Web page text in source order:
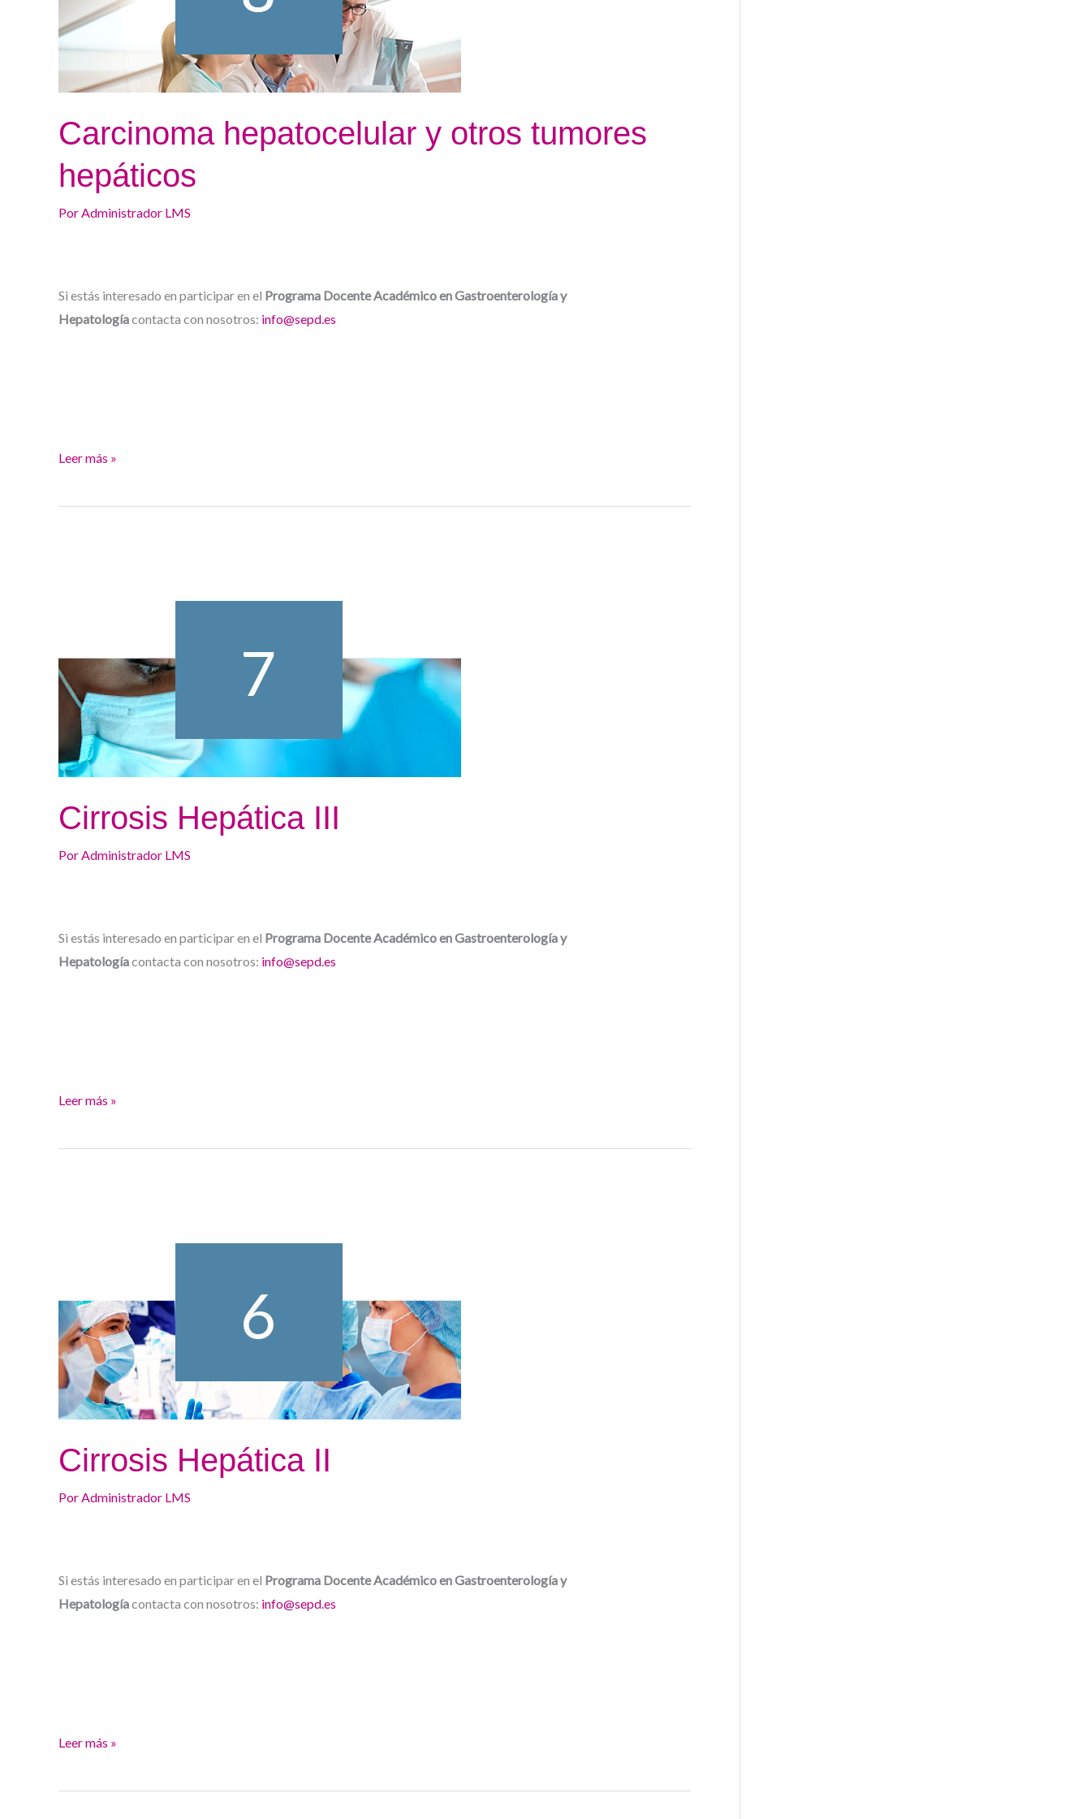
Carcinoma hepatocelular y otros tumores
hepáticos
PorAdministrador LMS
Si estás interesado en participar en el Programa Docente Académico en Gastroenterología y
Hepatologíacontacta con nosotros: info@sepd.es
Leer más »
Cirrosis Hepática III
PorAdministrador LMS
Si estás interesado en participar en el Programa Docente Académico en Gastroenterología y
Hepatologíacontacta con nosotros: info@sepd.es
Leer más »
Cirrosis Hepática II
PorAdministrador LMS
Si estás interesado en participar en el Programa Docente Académico en Gastroenterología y
Hepatologíacontacta con nosotros: info@sepd.es
Leer más »